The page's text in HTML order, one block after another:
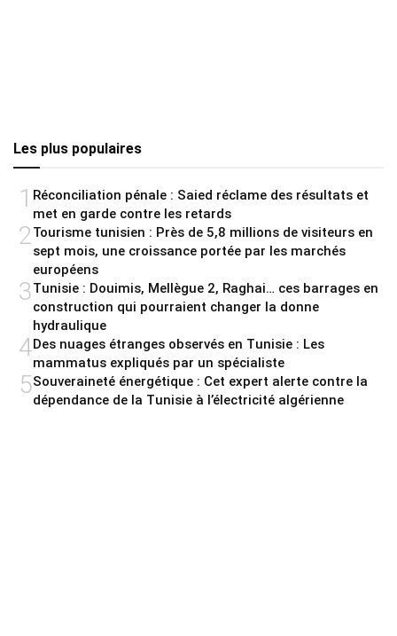
Les plus populaires
1 Réconciliation pénale : Saied réclame des résultats et
met en garde contre les retards
2Tourisme tunisien : Près de 5,8 millions de visiteurs en
sept mois, une croissance portée par les marchés
européens
3Tunisie : Douimis, Mellègue 2, Raghai… ces barrages en
construction qui pourraient changer la donne
hydraulique
4Des nuages étranges observés en Tunisie : Les
mammatus expliqués par un spécialiste
5Souveraineté énergétique : Cet expert alerte contre la
dépendance de la Tunisie à l’électricité algérienne